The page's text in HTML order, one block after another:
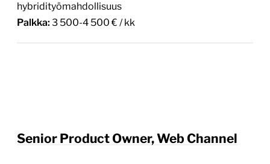
hybridityömahdollisuus
Palkka: 3 500-4 500 € / kk
Senior Product Owner, Web Channel